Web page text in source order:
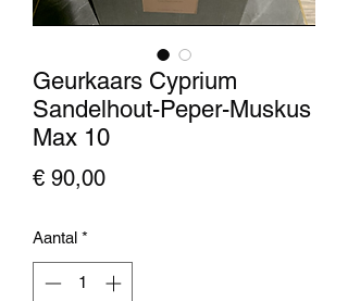
Geurkaars Cyprium
Sandelhout-Peper-Muskus
Max 10
€ 90,00Prijs
Aantal *